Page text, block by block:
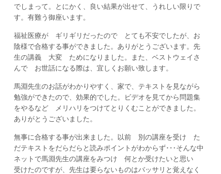
でしまって。とにかく、良い結果が出せて、うれしい限りで
す。有難う御座います。
福祉医療が ギリギリだったので とても不安でしたが、お
陰様で合格する事ができました。ありがとうございます。先
生の講義 大変 ためになりました。また、ベストウェイさ
んで お世話になる際は、宜しくお願い致します。
馬淵先生のお話がわかりやすく、家で、テキストを見ながら
勉強ができたので、効果的でした。ビデオを見てから問題集
をやるなど メリハリをつけてとりくむことができました。
ありがとうございました。
無事に合格する事が出来ました。以前 別の講座を受け た
だテキストをだらだらと読みポイントがわからず･･･そんな中
ネットで馬淵先生の講座をみつけ 何とか受けたいと思い
受けたのですが、先生は要らないものはバッサリと覚えなく